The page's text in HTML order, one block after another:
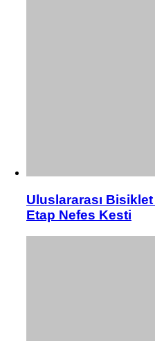
Uluslararası Bisiklet
Etap Nefes Kesti